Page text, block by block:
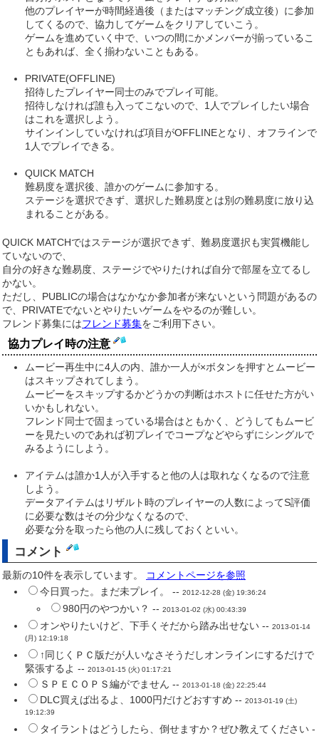
他のプレイヤーが時間経過後（またはマッチング成立後）に参加
してくるので、協力してゲームをクリアしていこう。
ゲームを進めていく中で、いつの間にかメンバーが揃っているこ
ともあれば、全く揃わないこともある。
PRIVATE(OFFLINE)
招待したプレイヤー同士のみでプレイ可能。
招待しなければ誰も入ってこないので、1人でプレイしたい場合
はこれを選択しよう。
サインインしていなければ項目がOFFLINEとなり、オフラインで
1人でプレイできる。
QUICK MATCH
難易度を選択後、誰かのゲームに参加する。
ステージを選択できず、選択した難易度とは別の難易度に放り込
まれることがある。
QUICK MATCHではステージが選択できず、難易度選択も実質機能し
ていないので、
自分の好きな難易度、ステージでやりたければ自分で部屋を立てるし
かない。
ただし、PUBLICの場合はなかなか参加者が来ないという問題があるの
で、PRIVATEでないとやりたいゲームをやるのが難しい。
フレンド募集にはフレンド募集をご利用下さい。
協力プレイ時の注意
ムービー再生中に4人の内、誰か一人が×ボタンを押すとムービー
はスキップされてしまう。
ムービーをスキップするかどうかの判断はホストに任せた方がい
いかもしれない。
フレンド同士で固まっている場合はともかく、どうしてもムービ
ーを見たいのであれば初プレイでコープなどやらずにシングルで
みるようにしよう。
アイテムは誰か1人が入手すると他の人は取れなくなるので注意
しよう。
データアイテムはリザルト時のプレイヤーの人数によってS評価
に必要な数はその分少なくなるので、
必要な分を取ったら他の人に残しておくといい。
コメント
最新の10件を表示しています。
コメントページを参照
今日買った。まだ未プレイ。 -- 2012-12-28 (金) 19:36:24
980円のやつかい？ -- 2013-01-02 (水) 00:43:39
オンやりたいけど、下手くそだから踏み出せない -- 2013-01-14
(月) 12:19:18
↑同じくＰＣ版だが人いなさそうだしオンラインにするだけで
緊張するよ -- 2013-01-15 (火) 01:17:21
ＳＰＥＣＯＰＳ編がでません -- 2013-01-18 (金) 22:25:44
DLC買えば出るよ、1000円だけどおすすめ -- 2013-01-19 (土)
19:12:39
タイラントはどうしたら、倒せますか？ぜひ教えてください -